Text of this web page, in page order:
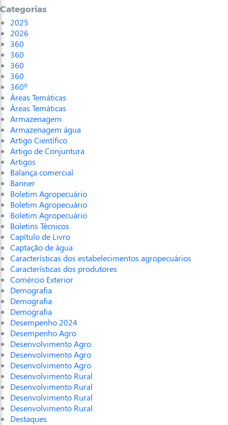
Categorias
2025
2026
360
360
360
360
360º
Áreas Temáticas
Áreas Temáticas
Armazenagem
Armazenagem água
Artigo Científico
Artigo de Conjuntura
Artigos
Balança comercial
Banner
Boletim Agropecuário
Boletim Agropecuário
Boletim Agropecuário
Boletins Técnicos
Capítulo de Livro
Captação de água
Características dos estabelecimentos agropecuários
Características dos produtores
Comércio Exterior
Demografia
Demografia
Demografia
Desempenho 2024
Desempenho Agro
Desenvolvimento Agro
Desenvolvimento Agro
Desenvolvimento Agro
Desenvolvimento Rural
Desenvolvimento Rural
Desenvolvimento Rural
Desenvolvimento Rural
Destaques